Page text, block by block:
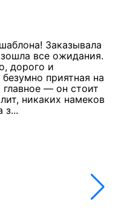
Заказывала
все ожидания.
дорого и
приятная на
— он стоит
никаких намеков
з...